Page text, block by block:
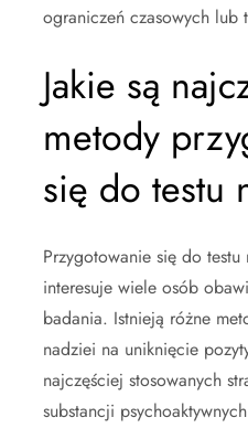
ograniczeń czasowych lub
Jakie są
metody
się do testu
Przygotowanie się do
interesuje wiele osób
badania. Istnieją różne
nadziei na uniknięcie
najczęściej stosowanych
substancji